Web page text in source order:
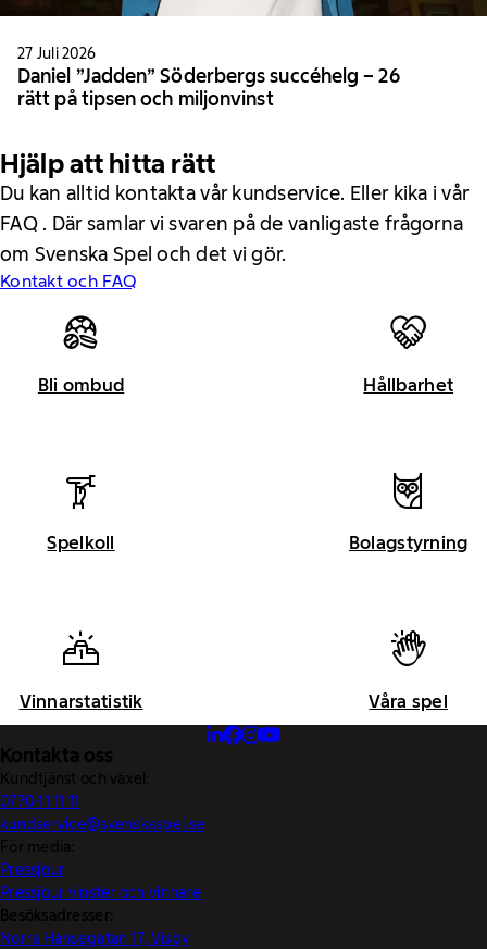
27 Juli 2026
Daniel ”Jadden” Söderbergs succéhelg – 26
rätt på tipsen och miljonvinst
Hjälp att hitta rätt
Du kan alltid kontakta vår kundservice. Eller kika i vår
FAQ . Där samlar vi svaren på de vanligaste frågorna
om Svenska Spel och det vi gör.
Kontakt och FAQ
Bli ombud Hållbarhet
Spelkoll Bolagstyrning
Vinnarstatistik Våra spel
Kontakta oss
Kundtjänst och växel:
0770-11 11 11
kundservice@svenskaspel.se
För media:
Pressjour
Pressjour vinster och vinnare
Besöksadresser:
Norra Hansegatan 17, Visby